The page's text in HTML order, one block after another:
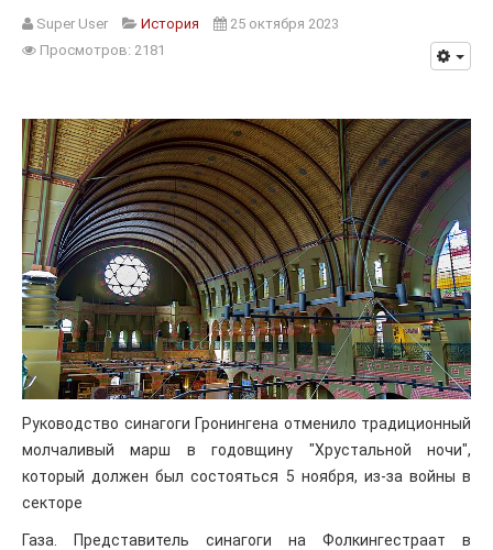
Super User История
25 октября 2023
Просмотров: 2181
Руководство синагоги Гронингена отменило традиционный
молчаливый марш в годовщину "Хрустальной ночи",
который должен был состояться 5 ноября, из-за войны в
секторе
Газа. Представитель синагоги на Фолкингестраат в